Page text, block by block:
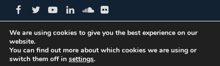
CBIC | SBN Quadra 01 – Bloco I – 4º Andar Edifício:
Armando Monteiro Neto - CEP 70.040-913 - Brasília/DF
We are using cookies to give you the best experience on our
website.
You can find out more about which cookies we are using or
switch them off in settings.